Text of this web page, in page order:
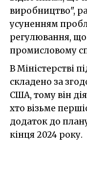
виробництво",
усуненням
регулювання,
промисловому
В Міністерстві
складено за
США, тому він
хто візьме
додаток до
кінця 2024 року.